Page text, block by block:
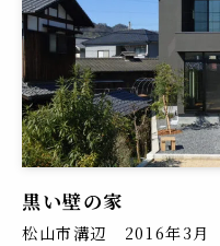
黒い壁の家
松山市溝辺 2016年3月